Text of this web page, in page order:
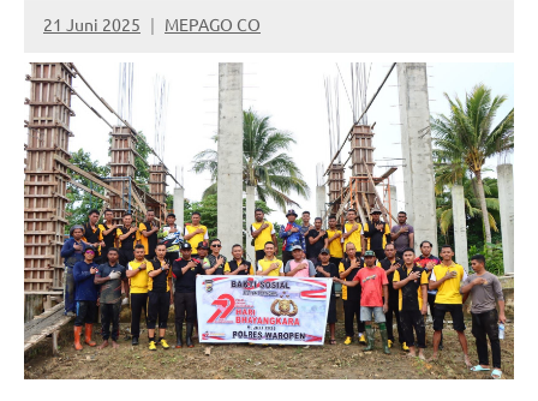
21 Juni 2025 MEPAGO CO
No
comments